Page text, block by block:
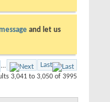
and let us
... Last
3,041 to 3,050 of 3995